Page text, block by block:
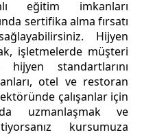
eğitim imkanları
sertifika alma fırsatı
Hijyen
işletmelerde müşteri
standartlarını
otel ve restoran
çalışanlar için
uzmanlaşmak ve
kursumuza